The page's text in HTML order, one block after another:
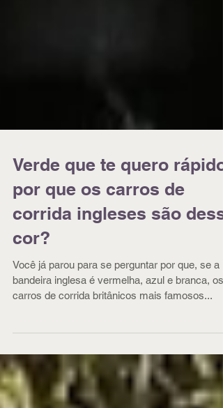
Verde que te quero rápido:
por que os carros de
corrida ingleses são
cor?
Você já parou para se perguntar por que, se a